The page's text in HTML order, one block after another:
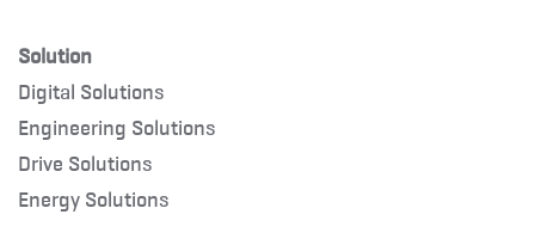
Solution
Digital Solutions
Engineering Solutions
Drive Solutions
Energy Solutions